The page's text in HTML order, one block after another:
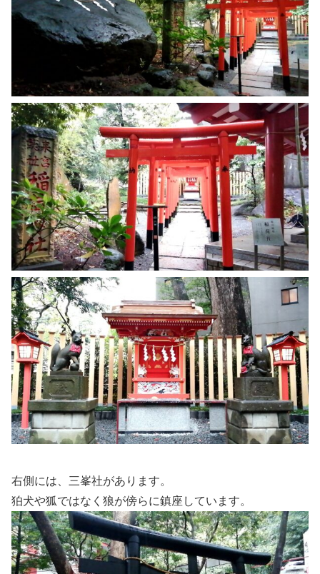
右側には、三峯社があります。
狛犬や狐ではなく狼が傍らに鎮座しています。